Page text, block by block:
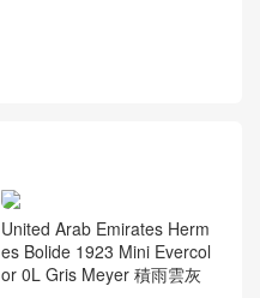
United Arab Emirates Herm
es Bolide 1923 Mini Evercol
or 0L Gris Meyer 積雨雲灰